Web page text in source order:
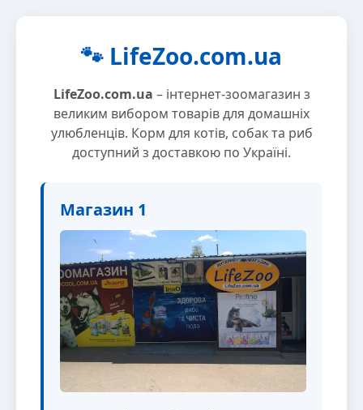
🐾 LifeZoo.com.ua
LifeZoo.com.ua – інтернет-зоомагазин з
великим вибором товарів для домашніх
улюбленців. Корм для котів, собак та риб
доступний з доставкою по Україні.
Магазин 1